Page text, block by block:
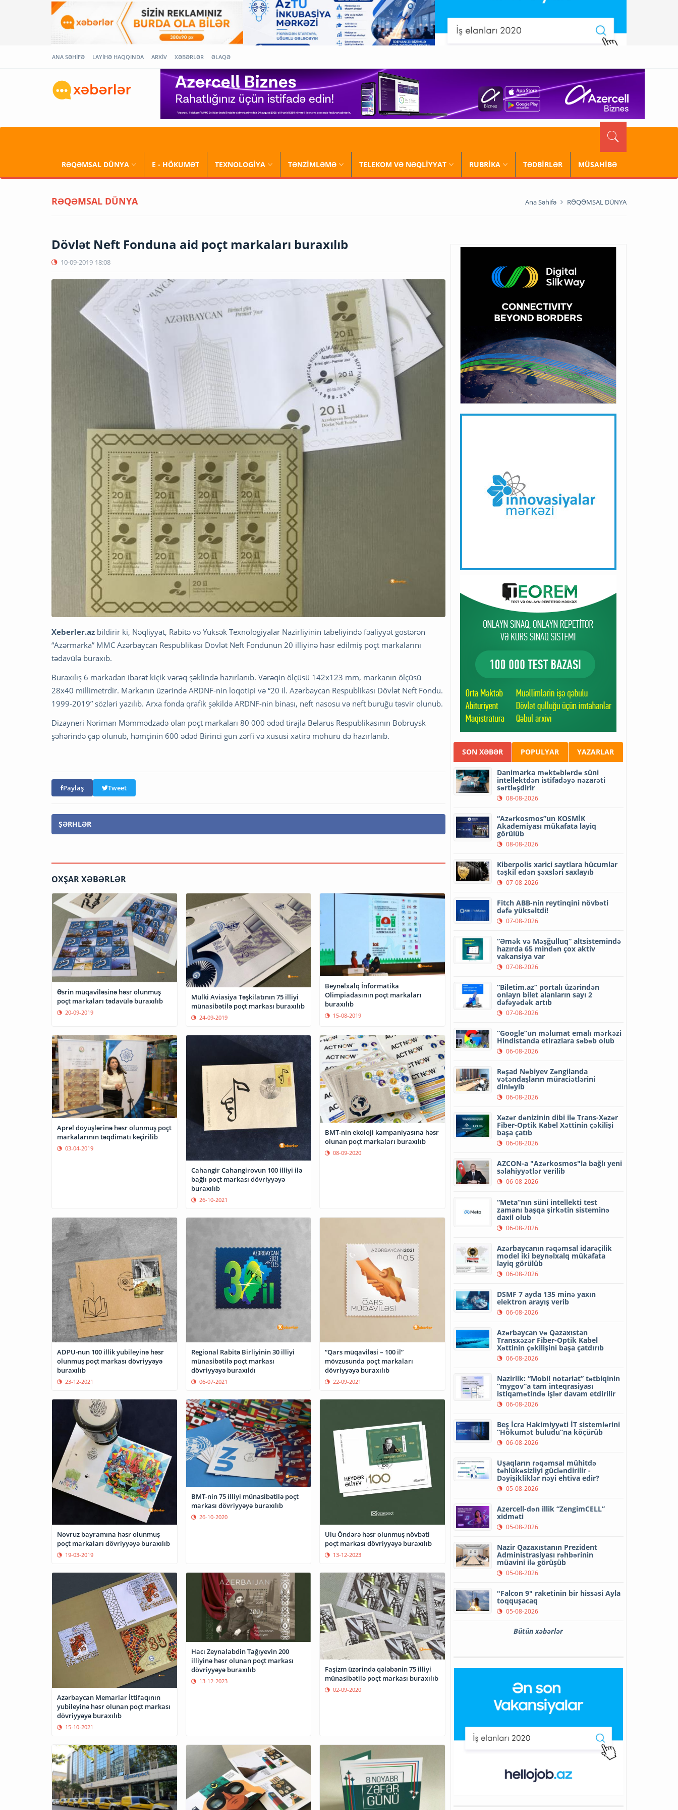
ANA SƏHİFƏ LAYİHƏ HAQQINDA ARXİV XƏBƏRLƏR ƏLAQƏ
RƏQƏMSAL DÜNYA E - HÖKUMƏT TEXNOLOGİYA TƏNZİMLƏMƏ TELEKOM VƏ NƏQLİYYAT RUBRİKA TƏDBİRLƏR MÜSAHİBƏ
RƏQƏMSAL DÜNYA Ana Səhifə RƏQƏMSAL DÜNYA
Dövlət Neft Fonduna aid poçt markaları buraxılıb
10-09-2019 18:08
Xeberler.az bildirir ki, Nəqliyyat, Rabitə və Yüksək Texnologiyalar Nazirliyinin tabeliyində fəaliyyət göstərən
“Azərmarka” MMC Azərbaycan Respublikası Dövlət Neft Fondunun 20 illiyinə həsr edilmiş poçt markalarını
tədavülə buraxıb.
Buraxılış 6 markadan ibarət kiçik vərəq şəklində hazırlanıb. Vərəqin ölçüsü 142x123 mm, markanın ölçüsü
28x40 millimetrdir. Markanın üzərində ARDNF-nin loqotipi və “20 il. Azərbaycan Respublikası Dövlət Neft Fondu.
1999-2019” sözləri yazılıb. Arxa fonda qrafik şəkildə ARDNF-nin binası, neft nasosu və neft buruğu təsvir olunub.
Dizayneri Nəriman Məmmədzadə olan poçt markaları 80 000 ədəd tirajla Belarus Respublikasının Bobruysk
şəhərində çap olunub, həmçinin 600 ədəd Birinci gün zərfi və xüsusi xatirə möhürü də hazırlanıb.
Paylaş Tweet
ŞƏRHLƏR
OXŞAR XƏBƏRLƏR
Əsrin müqaviləsinə həsr olunmuş
poçt markaları tədavülə buraxılıb
20-09-2019
Mülki Aviasiya Təşkilatının 75 illiyi
münasibətilə poçt markası buraxılıb
24-09-2019
Beynəlxalq İnformatika
Olimpiadasının poçt markaları
buraxılıb
15-08-2019
Aprel döyüşlərinə həsr olunmuş poçt
markalarının təqdimatı keçirilib
03-04-2019
Cahangir Cahangirovun 100 illiyi ilə
bağlı poçt markası dövriyyəyə
buraxılıb
26-10-2021
BMT-nin ekoloji kampaniyasına həsr
olunan poçt markaları buraxılıb
08-09-2020
ADPU-nun 100 illik yubileyinə həsr
olunmuş poçt markası dövriyyəyə
buraxılıb
23-12-2021
Regional Rabitə Birliyinin 30 illiyi
münasibətilə poçt markası
dövriyyəyə buraxıldı
06-07-2021
“Qars müqaviləsi – 100 il”
mövzusunda poçt markaları
dövriyyəyə buraxılıb
22-09-2021
Novruz bayramına həsr olunmuş
poçt markaları dövriyyəyə buraxılıb
19-03-2019
BMT-nin 75 illiyi münasibətilə poçt
markası dövriyyəyə buraxılıb
26-10-2020
Ulu Öndərə həsr olunmuş növbəti
poçt markası dövriyyəyə buraxılıb
13-12-2023
Azərbaycan Memarlar İttifaqının
yubileyinə həsr olunan poçt markası
dövriyyəyə buraxılıb
15-10-2021
Hacı Zeynalabdin Tağıyevin 200
illiyinə həsr olunan poçt markası
dövriyyəyə buraxılıb
13-12-2023
Faşizm üzərində qələbənin 75 illiyi
münasibətilə poçt markası buraxılıb
02-09-2020
SON XƏBƏR POPULYAR YAZARLAR
Danimarka məktəblərdə süni
intellektdən istifadəyə nəzarəti
sərtləşdirir
08-08-2026
“Azərkosmos”un KOSMİK
Akademiyası mükafata layiq
görülüb
08-08-2026
Kiberpolis xarici saytlara hücumlar
təşkil edən şəxsləri saxlayıb
07-08-2026
Fitch ABB-nin reytinqini növbəti
dəfə yüksəltdi!
07-08-2026
“Əmək və Məşğulluq” altsistemində
hazırda 65 mindən çox aktiv
vakansiya var
07-08-2026
“Biletim.az” portalı üzərindən
onlayn bilet alanların sayı 2
dəfəyədək artıb
07-08-2026
“Google”un məlumat emalı mərkəzi
Hindistanda etirazlara səbəb olub
06-08-2026
Rəşad Nəbiyev Zəngilanda
vətəndaşların müraciətlərini
dinləyib
06-08-2026
Xəzər dənizinin dibi ilə Trans-Xəzər
Fiber-Optik Kabel Xəttinin çəkilişi
başa çatıb
06-08-2026
AZCON-a "Azərkosmos"la bağlı yeni
səlahiyyətlər verilib
06-08-2026
“Meta”nın süni intellekti test
zamanı başqa şirkətin sisteminə
daxil olub
06-08-2026
Azərbaycanın rəqəmsal idarəçilik
model iki beynəlxalq mükafata
layiq görülüb
06-08-2026
DSMF 7 ayda 135 minə yaxın
elektron arayış verib
06-08-2026
Azərbaycan və Qazaxıstan
Transxəzər Fiber-Optik Kabel
Xəttinin çəkilişini başa çatdırıb
06-08-2026
Nazirlik: “Mobil notariat” tətbiqinin
“mygov”a tam inteqrasiyası
istiqamətində işlər davam etdirilir
06-08-2026
Beş İcra Hakimiyyəti İT sistemlərini
“Hökumət buludu”na köçürüb
06-08-2026
Uşaqların rəqəmsal mühitdə
təhlükəsizliyi gücləndirilir -
Dəyişikliklər nəyi ehtiva edir?
05-08-2026
Azercell-dən illik “ZengimCELL”
xidməti
05-08-2026
Nazir Qazaxıstanın Prezident
Administrasiyası rəhbərinin
müavini ilə görüşüb
05-08-2026
"Falcon 9" raketinin bir hissəsi Ayla
toqquşacaq
05-08-2026
Bütün xəbərlər